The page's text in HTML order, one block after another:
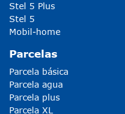
Stel 5 Plus
Stel 5
Mobil-home
Parcelas
Parcela básica
Parcela agua
Parcela plus
Parcela XL